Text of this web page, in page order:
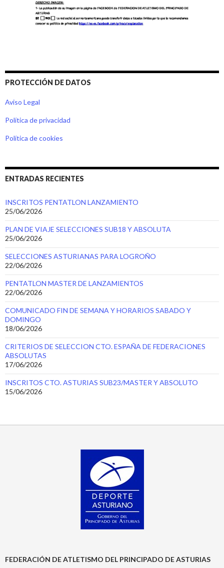
PROTECCIÓN DE DATOS
Aviso Legal
Política de privacidad
Política de cookies
ENTRADAS RECIENTES
INSCRITOS PENTATLON LANZAMIENTO
25/06/2026
PLAN DE VIAJE SELECCIONES SUB18 Y ABSOLUTA
25/06/2026
SELECCIONES ASTURIANAS PARA LOGROÑO
22/06/2026
PENTATLON MASTER DE LANZAMIENTOS
22/06/2026
COMUNICADO FIN DE SEMANA Y HORARIOS SABADO Y
DOMINGO
18/06/2026
CRITERIOS DE SELECCION CTO. ESPAÑA DE FEDERACIONES
ABSOLUTAS
17/06/2026
INSCRITOS CTO. ASTURIAS SUB23/MASTER Y ABSOLUTO
15/06/2026
FEDERACIÓN DE ATLETISMO DEL PRINCIPADO DE ASTURIAS